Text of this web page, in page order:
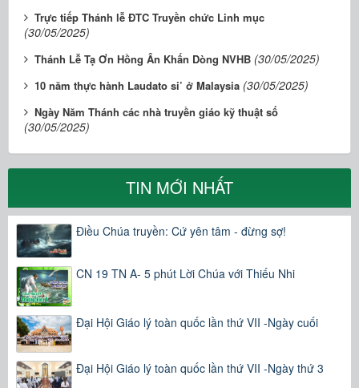
Trực tiếp Thánh lễ ĐTC Truyền chức Linh mục
(30/05/2025)
Thánh Lễ Tạ Ơn Hồng Ân Khấn Dòng NVHB (30/05/2025)
10 năm thực hành Laudato si’ ở Malaysia (30/05/2025)
Ngày Năm Thánh các nhà truyền giáo kỹ thuật số
(30/05/2025)
TIN MỚI NHẤT
Điều Chúa truyền: Cứ yên tâm - đừng sợ!
CN 19 TN A- 5 phút Lời Chúa với Thiếu Nhi
Đại Hội Giáo lý toàn quốc lần thứ VII -Ngày cuối
Đại Hội Giáo lý toàn quốc lần thứ VII -Ngày thứ 3